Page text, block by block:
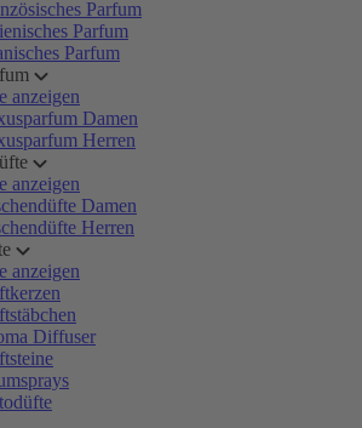
Parfum
Parfum
Parfum
anzeigen
Damen
Herren
anzeigen
Damen
Herren
anzeigen
Diffuser